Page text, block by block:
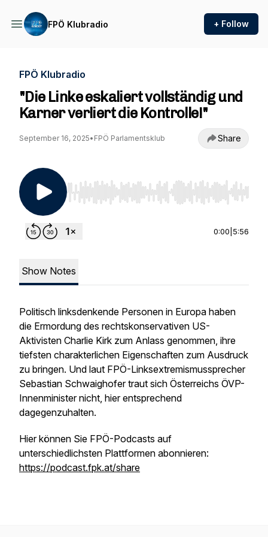
FPÖ Klubradio + Follow
FPÖ Klubradio
"Die Linke eskaliert vollständig und
Karner verliert die Kontrolle!"
September 16, 2025• FPÖ Parlamentsklub Share
Use Left/Right to seek, Home/End to jump to
0:00 5:56
Show Notes
Politisch linksdenkende Personen in Europa haben
die Ermordung des rechtskonservativen US-
Aktivisten Charlie Kirk zum Anlass genommen, ihre
tiefsten charakterlichen Eigenschaften zum Ausdruck
zu bringen. Und laut FPÖ-Linksextremismussprecher
Sebastian Schwaighofer traut sich Österreichs ÖVP-
Innenminister nicht, hier entsprechend
dagegenzuhalten.
Hier können Sie FPÖ-Podcasts auf
unterschiedlichsten Plattformen abonnieren:
https://podcast.fpk.at/share